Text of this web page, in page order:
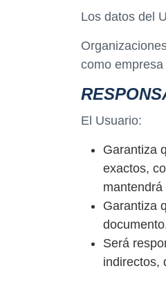
Los datos del
como
El Usuario:
Garantiza
exactos,
Garantiza
Será
indirectos,